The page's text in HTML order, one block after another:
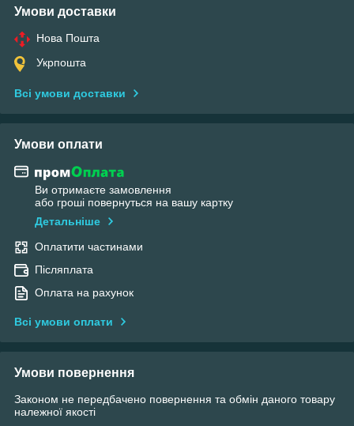
Умови доставки
Нова Пошта
Укрпошта
Всі умови доставки
Умови оплати
Ви отримаєте замовлення
або гроші повернуться на вашу картку
Детальніше
Оплатити частинами
Післяплата
Оплата на рахунок
Всі умови оплати
Умови повернення
Законом не передбачено повернення та обмін даного товару
належної якості